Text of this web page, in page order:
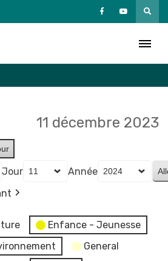
11 décembre 2023
Jour
Année
Enfance - Jeunesse
General